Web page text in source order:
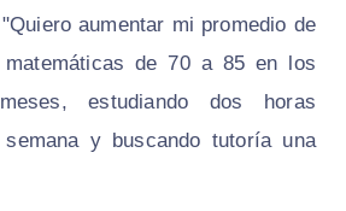
aumentar mi promedio de
matemáticas de 70 a 85 en los
estudiando dos horas
y buscando tutoría una